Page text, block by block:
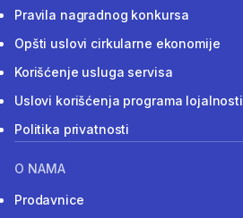
Pravila nagradnog konkursa
Opšti uslovi cirkularne ekonomije
Korišćenje usluga servisa
Uslovi korišćenja programa lojalnosti
Politika privatnosti
O NAMA
Prodavnice